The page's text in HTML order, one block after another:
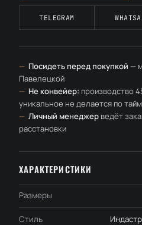
TELEGRAM
— Посидеть перед покупкой —
Павелецкой
— Не конвейер: производство
уникальное не делается по
— Личный менеджер ведёт
расстановки
ХАРАКТЕРИСТИКИ
Размеры
Стиль